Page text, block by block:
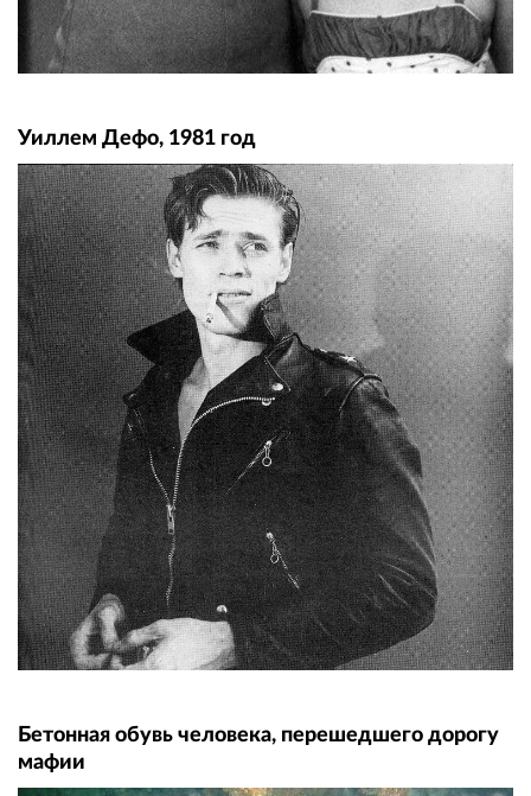
Уиллем Дефо, 1981 год
Бетонная обувь человека, перешедшего дорогу
мафии